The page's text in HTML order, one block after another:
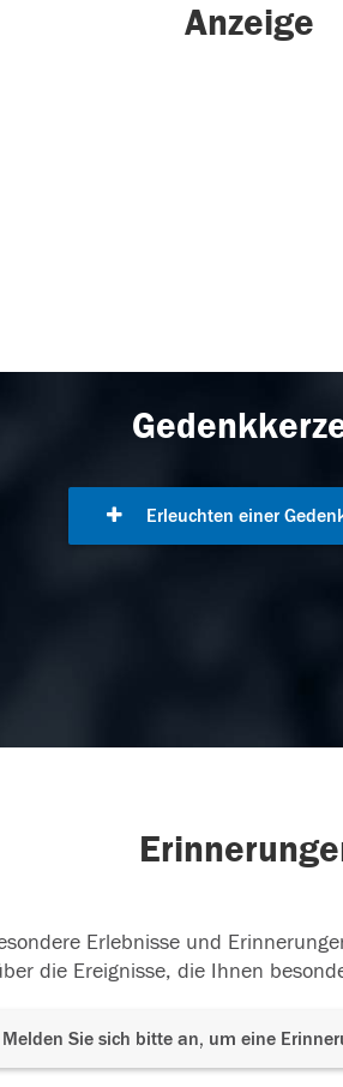
Anzeige
Erleuchten einer
Erlebnisse und
die Ereignisse, die Ihnen
Melden Sie sich bitte an, um eine